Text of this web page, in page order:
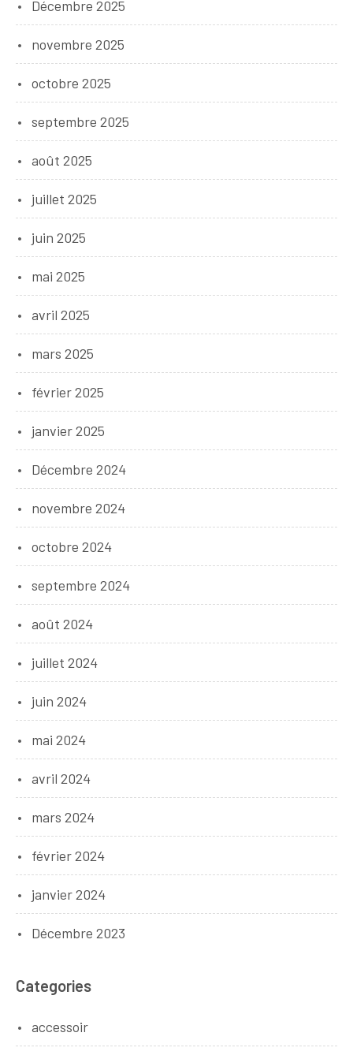
Décembre 2025
novembre 2025
octobre 2025
septembre 2025
août 2025
juillet 2025
juin 2025
mai 2025
avril 2025
mars 2025
février 2025
janvier 2025
Décembre 2024
novembre 2024
octobre 2024
septembre 2024
août 2024
juillet 2024
juin 2024
mai 2024
avril 2024
mars 2024
février 2024
janvier 2024
Décembre 2023
Categories
accessoir